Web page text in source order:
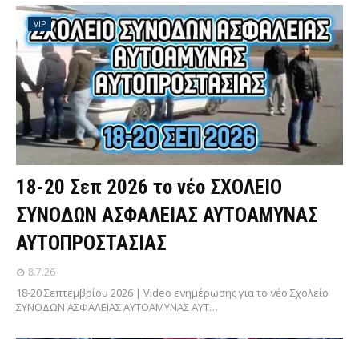
VIP
18-20 Σεπ 2026 το νέο ΣΧΟΛΕΙΟ
ΣΥΝΟΔΩΝ ΑΣΦΑΛΕΙΑΣ ΑΥΤΟΑΜΥΝΑΣ
ΑΥΤΟΠΡΟΣΤΑΣΙΑΣ
8.7.26
18-20 Σεπτεμβρίου 2026 | Video ενημέρωσης για το νέο Σχολείο
ΣΥΝΟΔΩΝ ΑΣΦΑΛΕΙΑΣ ΑΥΤΟΑΜΥΝΑΣ ΑΥΤ…